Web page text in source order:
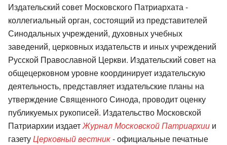
Издательский совет Московского Патриархата -
коллегиальный орган, состоящий из представителей
Синодальных учреждений, духовных учебных
заведений, церковных издательств и иных учреждений
Русской Православной Церкви. Издательский совет на
общецерковном уровне координирует издательскую
деятельность, представляет издательские планы на
утверждение Священного Синода, проводит оценку
публикуемых рукописей. Издательство Московской
Патриархии издаетЖурнал Московской Патриархии и
газетуЦерковный вестник- официальные печатные